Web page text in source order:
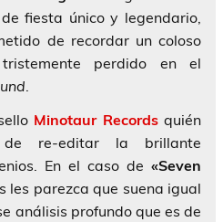
fiesta único y legendario,
de recordar un coloso
perdido en el
.
Minotaur Records quién
re-editar la brillante
En el caso de «Seven
les parezca que suena igual
análisis profundo que es de